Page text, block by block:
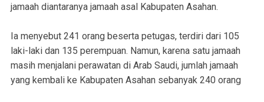
jamaah diantaranya jamaah asal Kabupaten Asahan.
Ia menyebut 241 orang beserta petugas, terdiri dari 105
laki-laki dan 135 perempuan. Namun, karena satu jamaah
masih menjalani perawatan di Arab Saudi, jumlah jamaah
yang kembali ke Kabupaten Asahan sebanyak 240 orang